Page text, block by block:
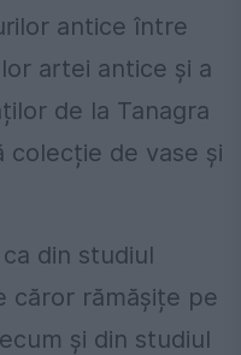
antice între
artei antice și a
de la Tanagra
colecție de vase și
din studiul
căror rămășițe pe
și din studiul